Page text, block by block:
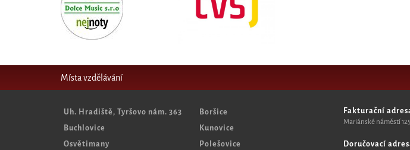
Místa vzdělávání
Uh. Hradiště, Tyršovo nám. 363
Boršice
Buchlovice
Kunovice
Osvětimany
Polešovice
Fakturační
Mariánské náměstí
Doručovací